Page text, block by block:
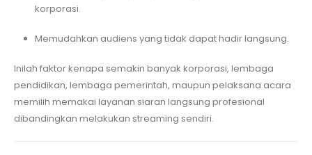
korporasi.
Memudahkan audiens yang tidak dapat hadir langsung.
Inilah faktor kenapa semakin banyak korporasi, lembaga
pendidikan, lembaga pemerintah, maupun pelaksana acara
memilih memakai layanan siaran langsung profesional
dibandingkan melakukan streaming sendiri.